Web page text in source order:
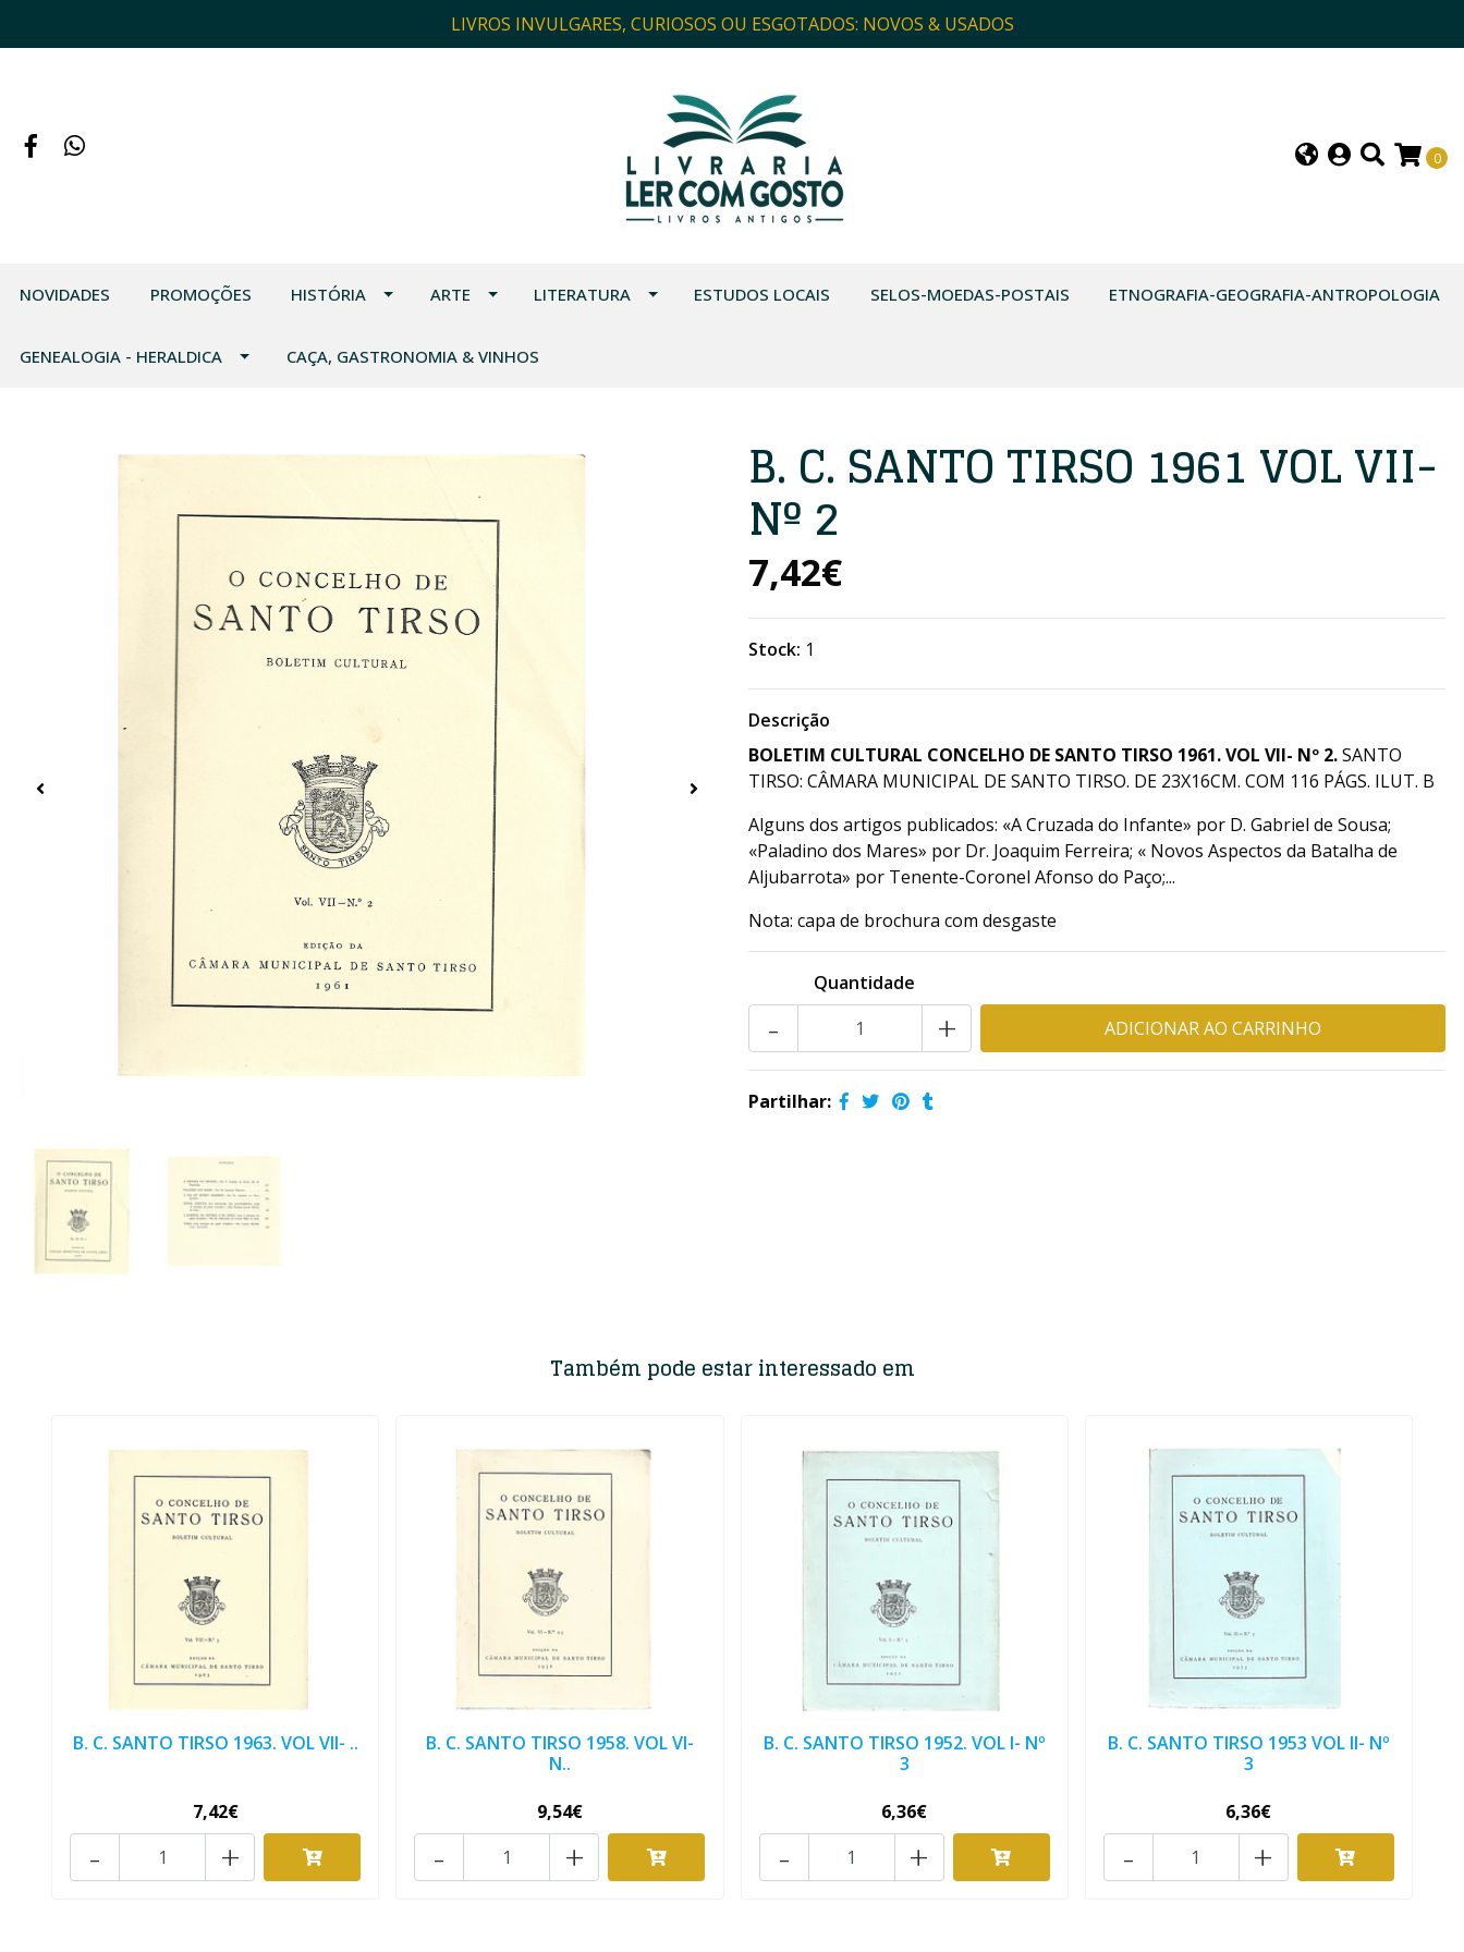
LIVROS INVULGARES, CURIOSOS OU ESGOTADOS: NOVOS & USADOS
0
NOVIDADES PROMOÇÕES HISTÓRIA ARTE LITERATURA ESTUDOS LOCAIS SELOS-MOEDAS-POSTAIS ETNOGRAFIA-GEOGRAFIA-ANTROPOLOGIA
GENEALOGIA - HERALDICA CAÇA, GASTRONOMIA & VINHOS
B. C. SANTO TIRSO 1961 VOL VII-
Nº 2
7,42€
Stock: 1
Descrição
BOLETIM CULTURAL CONCELHO DE SANTO TIRSO 1961. VOL VII- Nº 2.SANTO
TIRSO: CÂMARA MUNICIPAL DE SANTO TIRSO. DE 23X16CM. COM 116 PÁGS. ILUT. B
Alguns dos artigos publicados: «A Cruzada do Infante» por D. Gabriel de Sousa;
«Paladino dos Mares» por Dr. Joaquim Ferreira; « Novos Aspectos da Batalha de
Aljubarrota» por Tenente-Coronel Afonso do Paço;...
Nota: capa de brochura com desgaste
Quantidade
+
-
Partilhar:
Também pode estar interessado em
B. C. SANTO TIRSO 1963. VOL VII- ..
7,42€
+
-
B. C. SANTO TIRSO 1958. VOL VI-
N..
9,54€
+
-
B. C. SANTO TIRSO 1952. VOL I- Nº
3
6,36€
+
-
B. C. SANTO TIRSO 1953 VOL II- Nº
3
6,36€
+
-